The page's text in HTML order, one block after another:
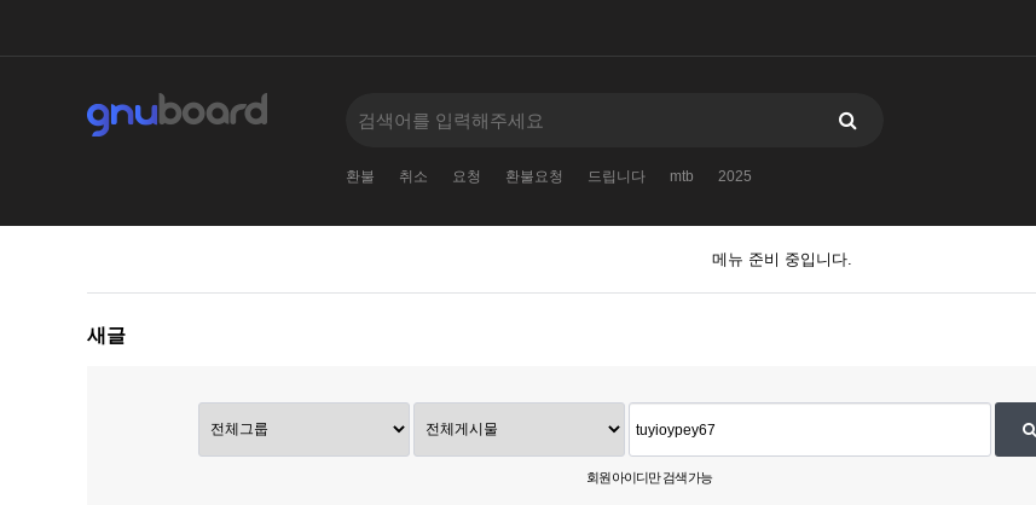
환불 취소 요청 환불요청 드립니다 mtb 2025
메뉴 준비 중입니다.
새글
회원 아이디만 검색 가능